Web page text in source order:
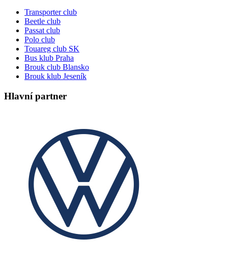
Transporter club
Beetle club
Passat club
Polo club
Touareg club SK
Bus klub Praha
Brouk club Blansko
Brouk klub Jeseník
Hlavní partner